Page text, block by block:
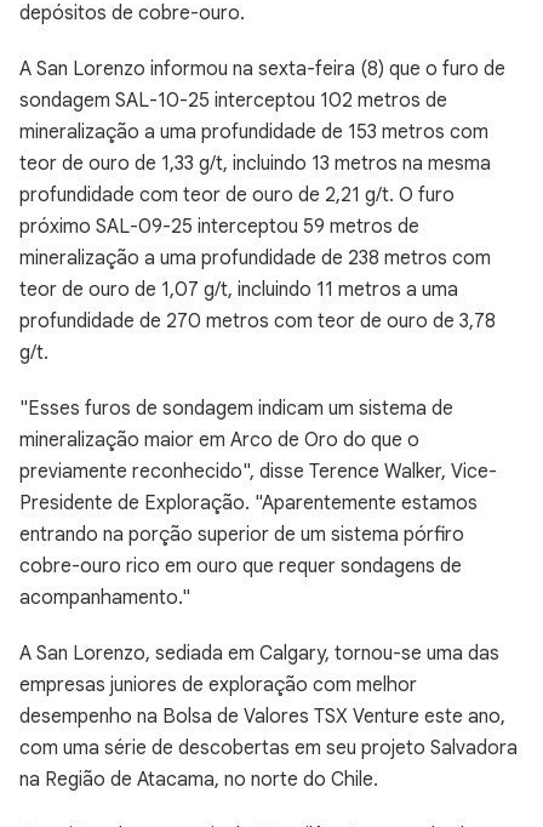
depósitos de cobre-ouro.
A San Lorenzo informou na sexta-feira (8) que o furo de
sondagem SAL-10-25 interceptou 102 metros de
mineralização a uma profundidade de 153 metros com
teor de ouro de 1,33 g/t, incluindo 13 metros na mesma
profundidade com teor de ouro de 2,21 g/t. O furo
próximo SAL-09-25 interceptou 59 metros de
mineralização a uma profundidade de 238 metros com
teor de ouro de 1,07 g/t, incluindo 11 metros a uma
profundidade de 270 metros com teor de ouro de 3,78
g/t.
"Esses furos de sondagem indicam um sistema de
mineralização maior em Arco de Oro do que o
previamente reconhecido", disse Terence Walker, Vice-
Presidente de Exploração. "Aparentemente estamos
entrando na porção superior de um sistema pórfiro
cobre-ouro rico em ouro que requer sondagens de
acompanhamento."
A San Lorenzo, sediada em Calgary, tornou-se uma das
empresas juniores de exploração com melhor
desempenho na Bolsa de Valores TSX Venture este ano,
com uma série de descobertas em seu projeto Salvadora
na Região de Atacama, no norte do Chile.